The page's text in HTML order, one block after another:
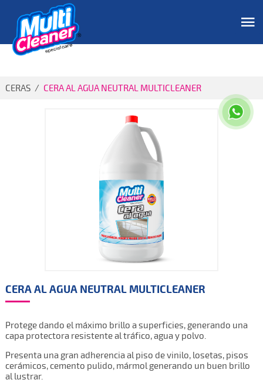
CERAS / CERA AL AGUA NEUTRAL MULTICLEANER
CERA AL AGUA NEUTRAL MULTICLEANER
Protege dando el máximo brillo a superficies, generando una
capa protectora resistente al tráfico, agua y polvo.
Presenta una gran adherencia al piso de vinilo, losetas, pisos
cerámicos, cemento pulido, mármol generando un buen brillo
al lustrar.